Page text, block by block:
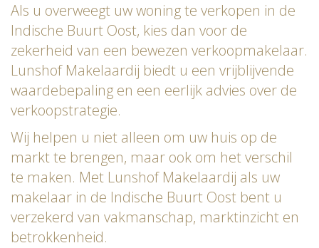
Als u overweegt uw woning te verkopen in de
Indische Buurt Oost, kies dan voor de
zekerheid van een bewezen verkoopmakelaar.
Lunshof Makelaardij biedt u een vrijblijvende
waardebepaling en een eerlijk advies over de
verkoopstrategie.
Wij helpen u niet alleen om uw huis op de
markt te brengen, maar ook om het verschil
te maken. Met Lunshof Makelaardij als uw
makelaar in de Indische Buurt Oost bent u
verzekerd van vakmanschap, marktinzicht en
betrokkenheid.